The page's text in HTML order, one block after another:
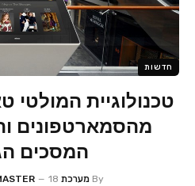
חדשות
מהסמארטפונים
המסכים
By מערכת AVMASTER 18 בינואר 2017